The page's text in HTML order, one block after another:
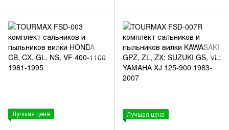
Лучшая цена Лучшая цена